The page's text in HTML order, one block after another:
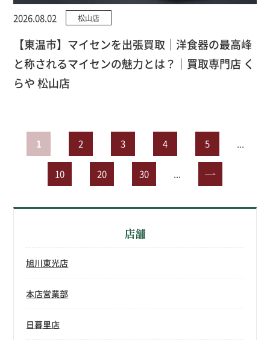
2026.08.02 松山店
【東温市】マイセンを出張買取｜洋食器の最高峰
と称されるマイセンの魅力とは？｜買取専門店 く
らや 松山店
1 2 3 4 5 ...
10 20 30 ... »
店舗
旭川東光店
本店営業部
日暮里店